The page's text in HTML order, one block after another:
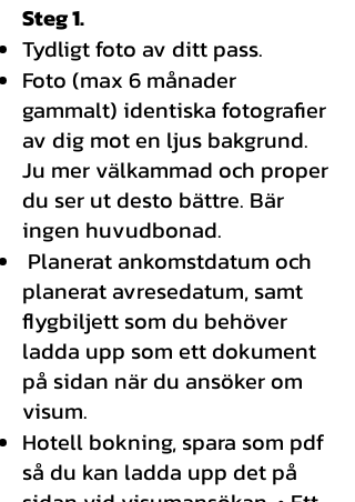
Steg 1.
Tydligt foto av ditt pass.
Foto (max 6 månader
gammalt) identiska fotografier
av dig mot en ljus bakgrund.
Ju mer välkammad och proper
du ser ut desto bättre. Bär
ingen huvudbonad.
Planerat ankomstdatum och
planerat avresedatum, samt
flygbiljett som du behöver
ladda upp som ett dokument
på sidan när du ansöker om
visum.
Hotell bokning, spara som pdf
så du kan ladda upp det på